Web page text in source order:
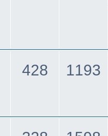
428主
1193